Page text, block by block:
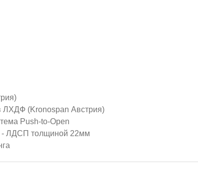
ЛХДФ (Kronospan Австрия)
Push-to-Open
- ЛДСП толщиной 22мм